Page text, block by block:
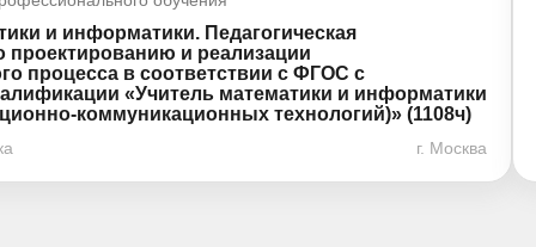
и информатики. Педагогическая
проектированию и реализации
процесса в соответствии с ФГОС с
«Учитель математики и информатики
коммуникационных технологий)» (1108ч)
г. Москва